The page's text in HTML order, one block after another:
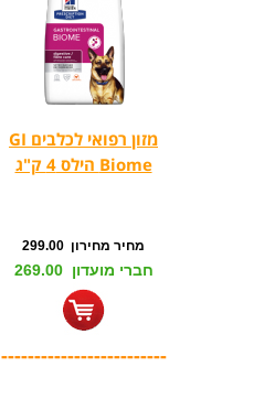
מזון רפואי לכלבים GI
Biome הילס 4 ק"ג
מחיר מחירון 299.00
חברי מועדון 269.00
-------------------------